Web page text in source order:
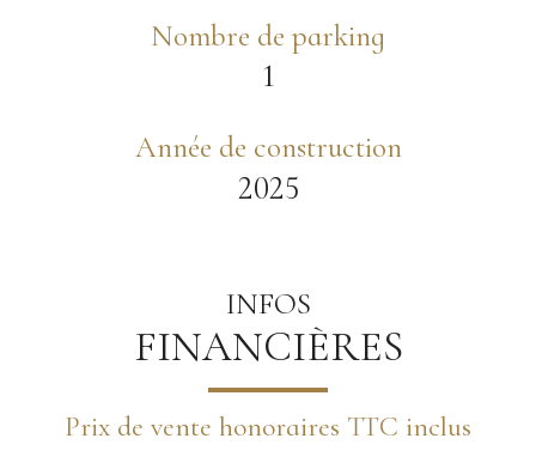
Nombre de parking
1
Année de construction
2025
INFOS
FINANCIÈRES
Prix de vente honoraires TTC inclus